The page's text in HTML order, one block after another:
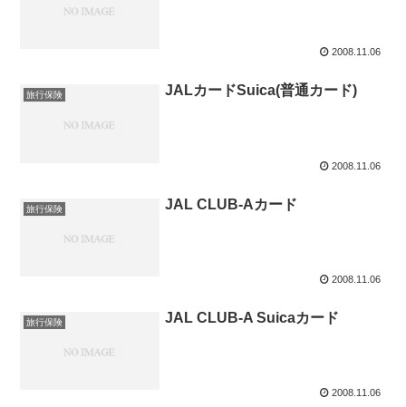
2008.11.06
旅行保険 JALカードSuica(普通カード)
2008.11.06
旅行保険 JAL CLUB-Aカード
2008.11.06
旅行保険 JAL CLUB-A Suicaカード
2008.11.06